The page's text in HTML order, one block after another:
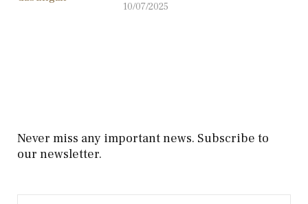
10/07/2025
Never miss any important news. Subscribe to
our newsletter.